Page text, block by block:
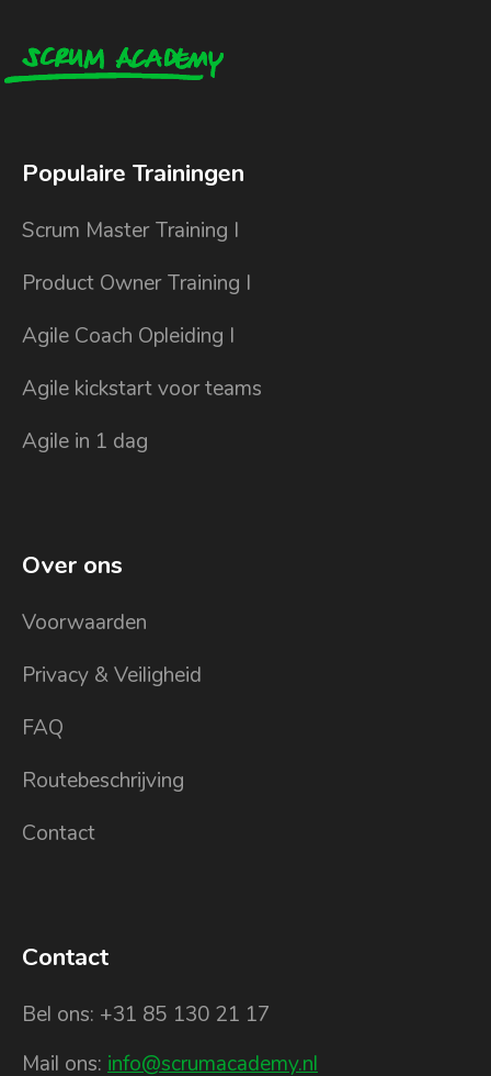
Populaire Trainingen
Scrum Master Training I
Product Owner Training I
Agile Coach Opleiding I
Agile kickstart voor teams
Agile in 1 dag
Over ons
Voorwaarden
Privacy & Veiligheid
FAQ
Routebeschrijving
Contact
Contact
Bel ons: +31 85 130 21 17
Mail ons: info@scrumacademy.nl